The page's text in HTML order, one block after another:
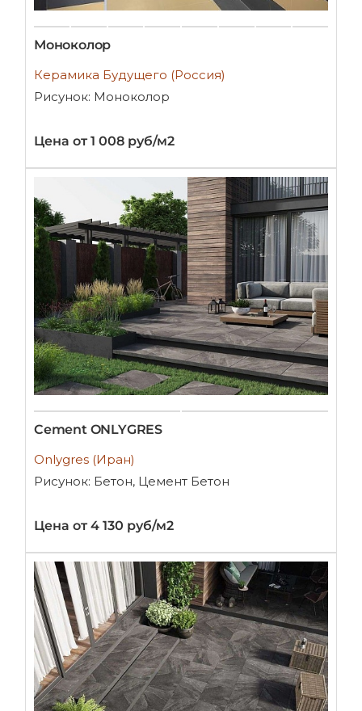
Моноколор
Керамика Будущего (Россия)
Рисунок: Моноколор
Цена от 1 008 руб/м2
Cement ONLYGRES
Onlygres (Иран)
Рисунок: Бетон, Цемент Бетон
Цена от 4 130 руб/м2